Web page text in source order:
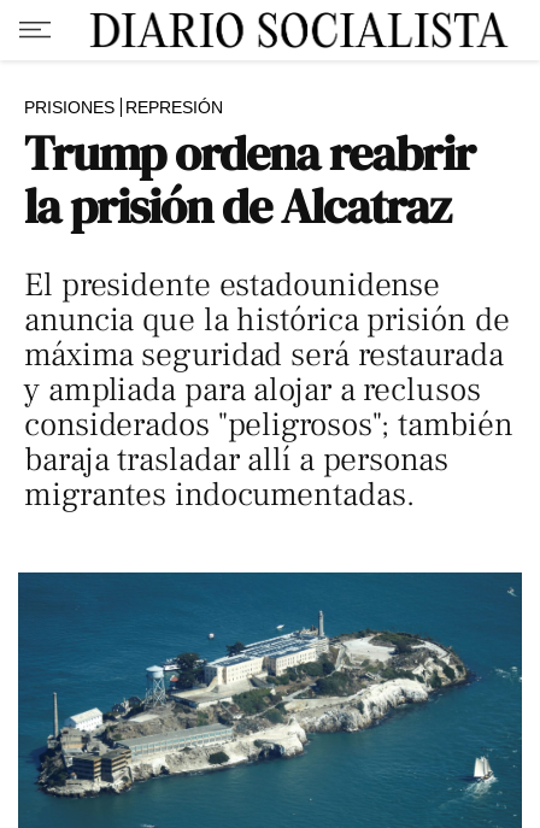
PRISIONES REPRESIÓN
Trump ordena reabrir
la prisión de Alcatraz
El presidente estadounidense
anuncia que la histórica prisión de
máxima seguridad será restaurada
y ampliada para alojar a reclusos
considerados "peligrosos"; también
baraja trasladar allí a personas
migrantes indocumentadas.